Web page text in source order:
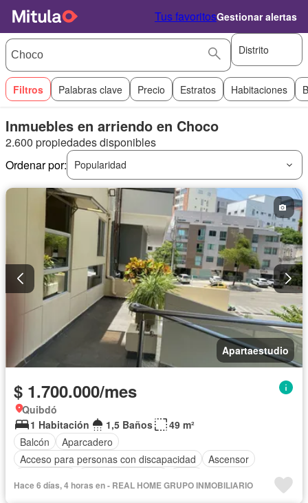
Tus favoritosGestionar alertas
Distrito
Filtros Palabras clave Precio Estratos Habitaciones
Inmuebles en arriendo en Choco
2.600 propiedades disponibles
Ordenar por:
Popularidad
Apartaestudio
$ 1.700.000/mes
Quibdó
1 Habitación
1,5 Baños
49 m²
Balcón
Aparcadero
Acceso para personas con discapacidad
Ascensor
Hace 6 días, 4 horas en - REAL HOME GRUPO INMOBILIARIO